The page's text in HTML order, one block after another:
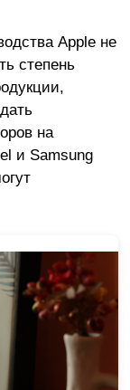
Apple не
степень
на
и Samsung